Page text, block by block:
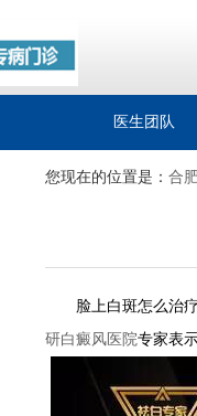
医生团队
您现在的位置是： 合
脸上白斑怎么治疗?
研白癜风医院专家表